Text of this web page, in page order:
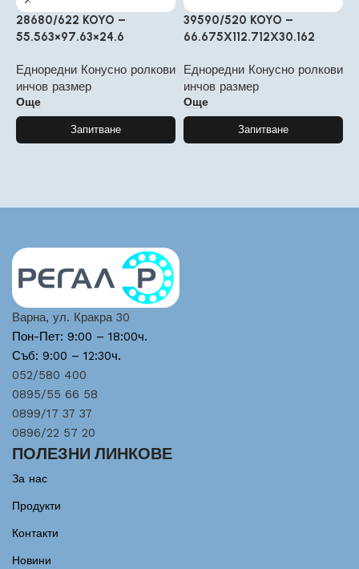
28680/622 KOYO –
55.563×97.63×24.6
Едноредни Конусно ролкови
инчов размер
Още
Запитване
39590/520 KOYO –
66.675X112.712X30.162
Едноредни Конусно ролкови
инчов размер
Още
Запитване
Варна, ул. Кракра 30
Пон-Пет: 9:00 – 18:00ч.
Съб: 9:00 – 12:30ч.
052/580 400
0895/55 66 58
0899/17 37 37
0896/22 57 20
ПОЛЕЗНИ ЛИНКОВЕ
За нас
Продукти
Контакти
Новини